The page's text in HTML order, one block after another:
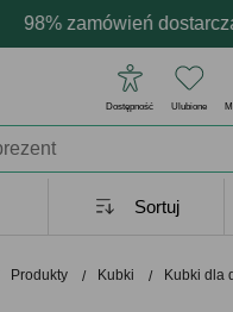
zamówień dostarczamy
udane prezenty
Dostępność Ulubione
Produkty Kubki Kubki dla
Sortuj